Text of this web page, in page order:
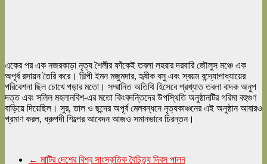
একের পর এক নজরকাড়া নৃত্য শৈলীর ফাঁকেই তবলা লহরার দরবারি জৌলুস মঞ্চে এক
অপূর্ব রসায়ন তৈরি করে। শিল্পী ইমন মজুমদার, হৃষীক বসু এবং স্বয়ম বন্দ্যোপাধ্যায়ের
পরিবেশনা ছিল চোখে পড়ার মতো। সম্মানিত অতিথি হিসেবে প্রখ্যাত তবলা বাদক অনুপ
দত্ত এবং সলিল মহলানবিশ-এর মতো কিংবদন্তিদের উপস্থিতি অনুষ্ঠানটির গরিমা বহুগুণ
বাড়িয়ে দিয়েছিল। সুর, তাল ও ছন্দের অপূর্ব মেলবন্ধনে নৃত্যকাঞ্চনের এই অনুষ্ঠান আবারও
প্রমাণ করল, ধ্রুপদী শিল্পের আবেদন আজও সমানভাবে চিরন্তন।
← মাটির দেশের বিশ্ব সাংস্কৃতিক বৈচিত্র্য দিবস পালন